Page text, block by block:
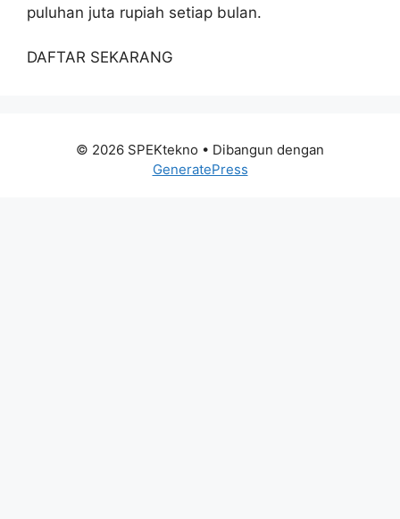
puluhan juta rupiah setiap bulan.
DAFTAR SEKARANG
© 2026 SPEKtekno • Dibangun dengan
GeneratePress